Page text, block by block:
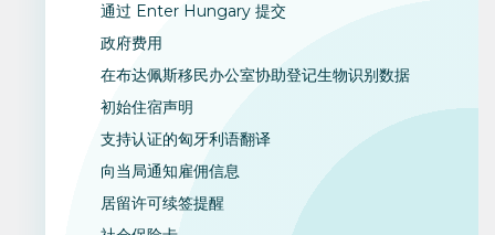
通过 Enter Hungary 提交
政府费用
在布达佩斯移民办公室协助登记生物识别数据
初始住宿声明
支持认证的匈牙利语翻译
向当局通知雇佣信息
居留许可续签提醒